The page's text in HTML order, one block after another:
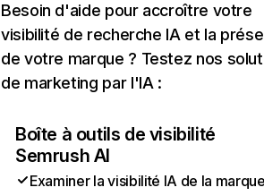
Besoin d'aide pour accroître votre
visibilité de recherche IA et la
de votre marque ? Testez nos
de marketing par l'IA :
Boîte à outils de visibilité
Semrush AI
Examiner la visibilité IA de la